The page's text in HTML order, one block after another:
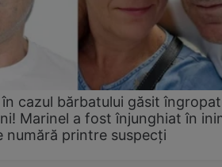
cazul bărbatului găsit
Marinel a fost înjunghiat în
numără printre suspecți